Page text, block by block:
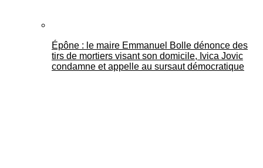
Épône : le maire Emmanuel Bolle dénonce des
tirs de mortiers visant son domicile, Ivica Jovic
condamne et appelle au sursaut démocratique